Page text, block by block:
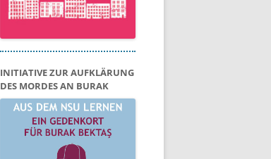
INITIATIVE ZUR AUFKLÄRUNG
DES MORDES AN BURAK